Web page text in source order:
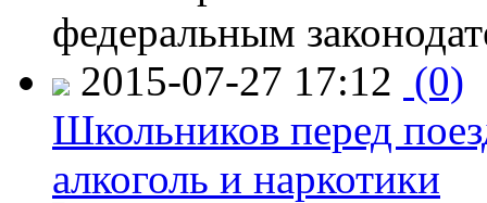
федеральным
2015-07-27 17:12 (0)
Школьников перед
алкоголь и наркотики